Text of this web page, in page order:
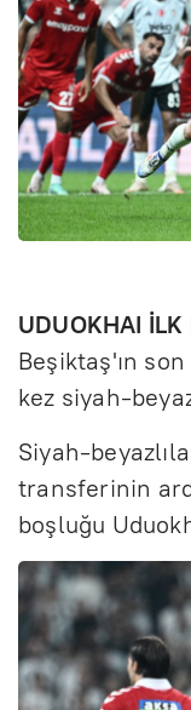
UDUOKHAI İLK
Beşiktaş'ın
kez siyah-
Siyah-
transferinin
boşluğu